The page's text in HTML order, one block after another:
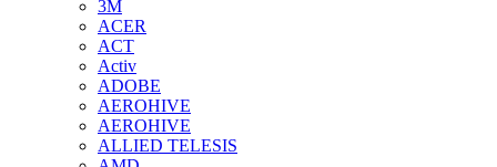
3M
ACER
ACT
Activ
ADOBE
AEROHIVE
AEROHIVE
ALLIED TELESIS